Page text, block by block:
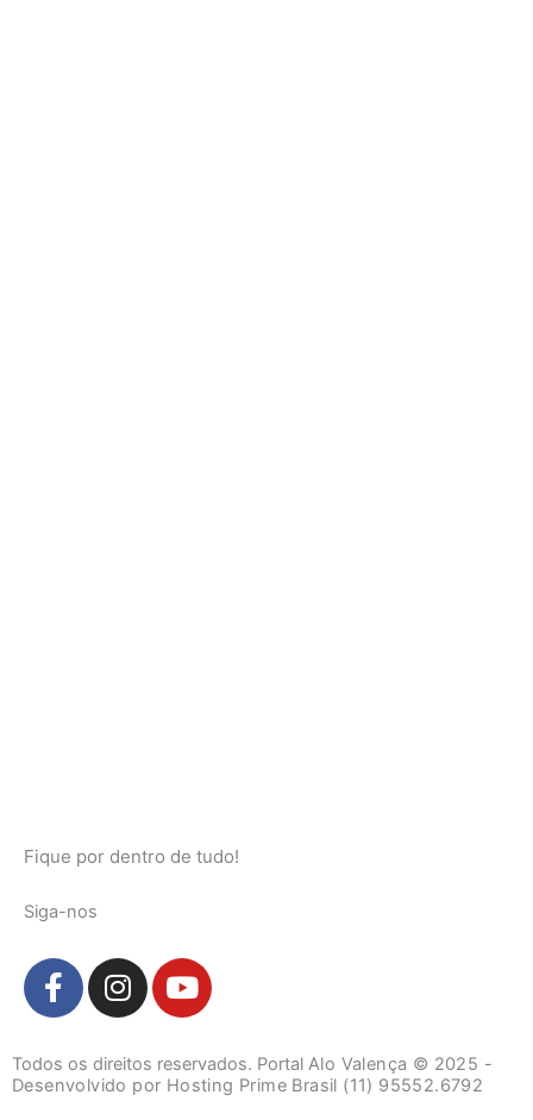
Fique por dentro de tudo!
Siga-nos
F
a
e
b
I
n
t
a
Y
o
t
u
Todos os direitos reservados. Portal Alo Valença © 2025 -
Desenvolvido por Hosting Prime Brasil (11) 95552.6792